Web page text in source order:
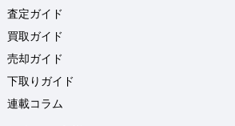
査定ガイド
買取ガイド
売却ガイド
下取りガイド
連載コラム